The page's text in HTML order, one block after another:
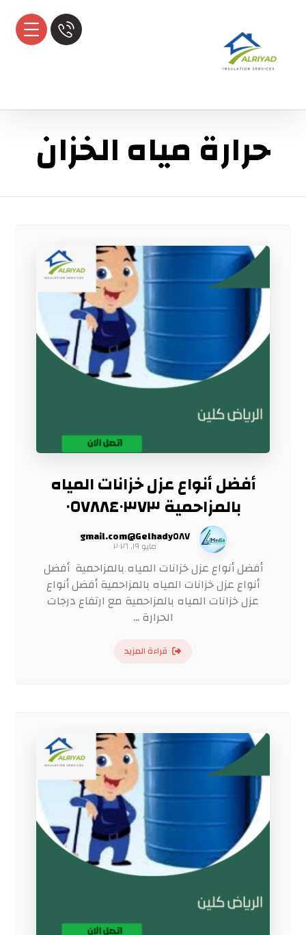
حرارة مياه الخزان
أفضل أنواع عزل خزانات المياه
بالمزاحمية ٠٥٧٨٨٤٠٣٧٣
Gelhady٥٨٧@gmail.com
مايو ١٩, ٢٠٢٦
أفضل أنواع عزل خزانات المياه بالمزاحمية أفضل
أنواع عزل خزانات المياه بالمزاحمية أفضل أنواع
عزل خزانات المياه بالمزاحمية مع ارتفاع درجات
الحرارة ...
قراءة المزيد